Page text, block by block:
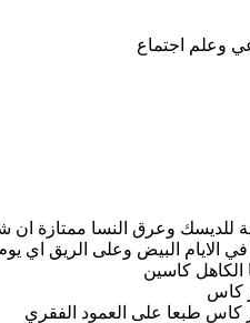
وعلم اجتماع
للديسك وعرق النسا ممتازة ان
وعلى الريق اي يوم 17او 19أو 21وهما افضل الايام في الشهر العربي
الكاهل كاسين
كاس
كاس طبعا على العمود الفقري